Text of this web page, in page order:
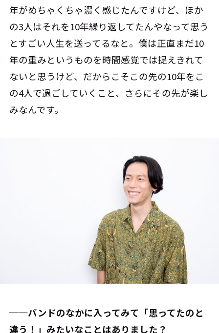
年がめちゃくちゃ濃く感じたんですけど、ほか
の3人はそれを10年繰り返してたんやなって思う
とすごい人生を送ってるなと。僕は正直まだ10
年の重みというものを時間感覚では捉えきれて
ないと思うけど、だからこそこの先の10年をこ
の4人で過ごしていくこと、さらにその先が楽し
みなんです。
──バンドのなかに入ってみて「思ってたのと
違う！」みたいなことはありました？